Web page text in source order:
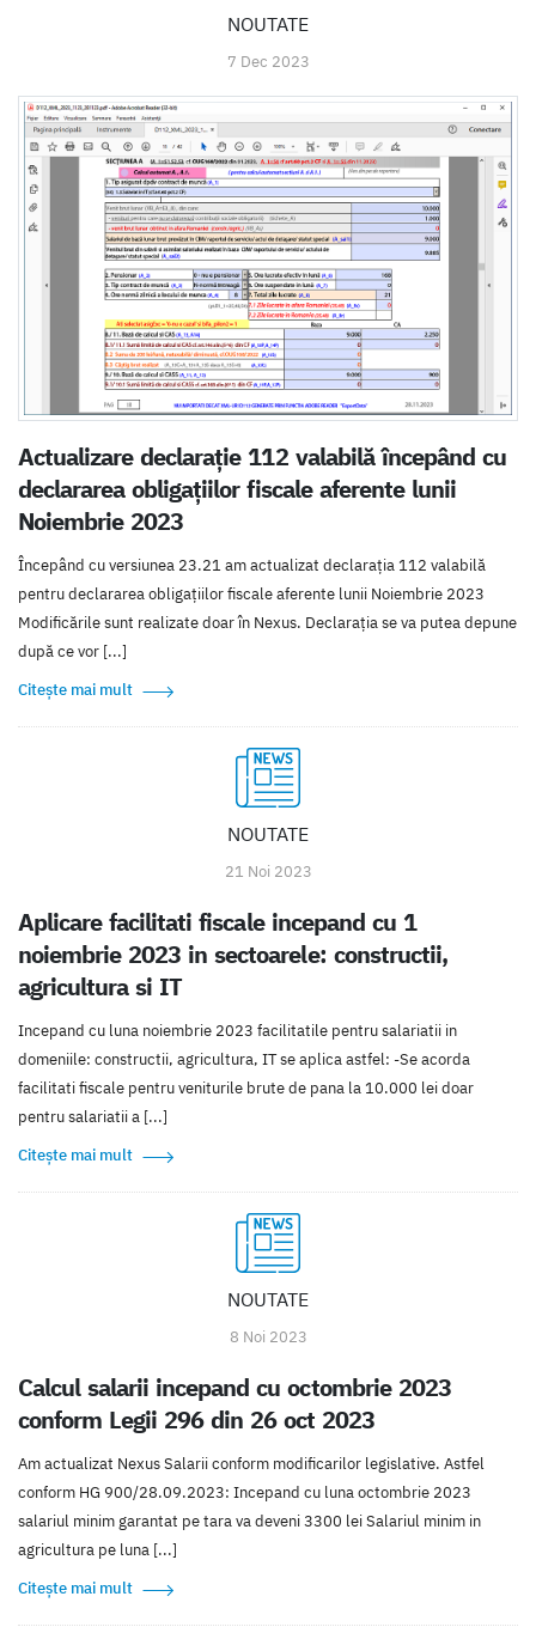
NOUTATE
7 Dec 2023
Actualizare declarație 112 valabilă începând cu
declararea obligațiilor fiscale aferente lunii
Noiembrie 2023
Începând cu versiunea 23.21 am actualizat declarația 112 valabilă
pentru declararea obligațiilor fiscale aferente lunii Noiembrie 2023
Modificările sunt realizate doar în Nexus. Declarația se va putea depune
după ce vor [...]
Citește mai mult
NOUTATE
21 Noi 2023
Aplicare facilitati fiscale incepand cu 1
noiembrie 2023 in sectoarele: constructii,
agricultura si IT
Incepand cu luna noiembrie 2023 facilitatile pentru salariatii in
domeniile: constructii, agricultura, IT se aplica astfel: -Se acorda
facilitati fiscale pentru veniturile brute de pana la 10.000 lei doar
pentru salariatii a [...]
Citește mai mult
NOUTATE
8 Noi 2023
Calcul salarii incepand cu octombrie 2023
conform Legii 296 din 26 oct 2023
Am actualizat Nexus Salarii conform modificarilor legislative. Astfel
conform HG 900/28.09.2023: Incepand cu luna octombrie 2023
salariul minim garantat pe tara va deveni 3300 lei Salariul minim in
agricultura pe luna [...]
Citește mai mult